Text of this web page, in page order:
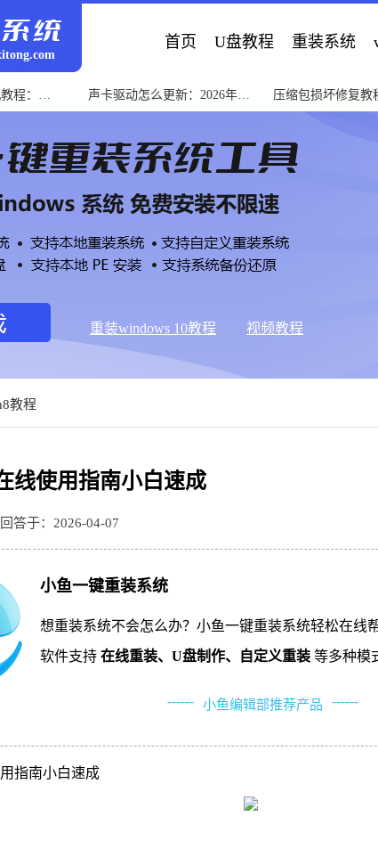
首页 U盘教程 重装系统
程：
声卡驱动怎么更新：2026年
Win系统一步教程
压缩包损坏修复教
年5步快速解决
重装windows 10教程 视频教程
教程
线使用指南小白速成
回答于：2026-04-07
小鱼一键重装系统
想重装系统不会怎么办？小鱼一键重装系统轻松在线
软件支持 在线重装、 U盘制作、 自定义重装 等多种模
------ 小鱼编辑部推荐产品 ------
指南小白速成